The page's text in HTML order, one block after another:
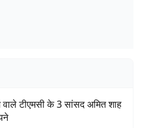
टीएमसी के 3 सांसद अमित शाह